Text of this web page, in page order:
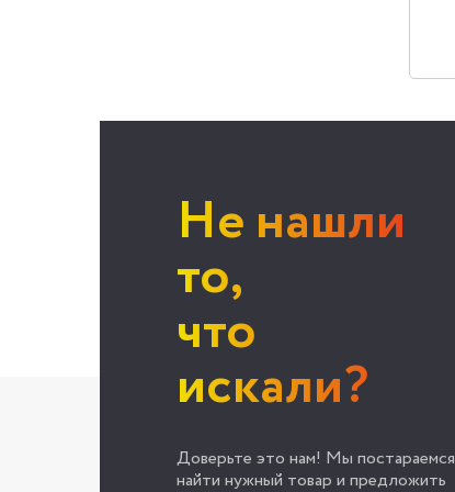
Не нашли
то,
что
искали?
Доверьте это нам! Мы постараемся
найти нужный товар и предложить